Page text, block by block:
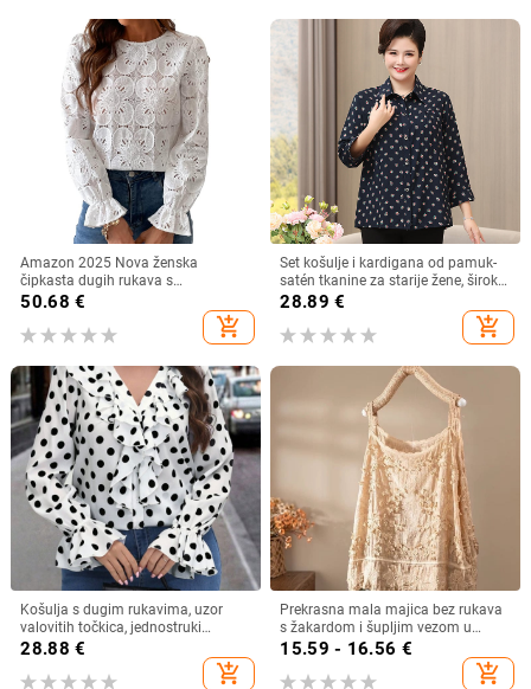
Amazon 2025 Nova ženska
čipkasta dugih rukava s
podstavom, modna šuplja heklana
50.68 €
add_shopping_cart
Set košulje i kardigana od pamuk-
satén tkanine za starije žene, širok
kroj, plus veličina, ljeto–jesen
28.89 €
add_shopping_cart
Košulja s dugim rukavima, uzor
valovitih točkica, jednostruki
zatvarač, poliester 90–95%
28.88 €
add_shopping_cart
Prekrasna mala majica bez rukava
s žakardom i šupljim vezom u
francuskom stilu, ljetna nova široka,
15.59 - 16.56 €
add_shopping_cart